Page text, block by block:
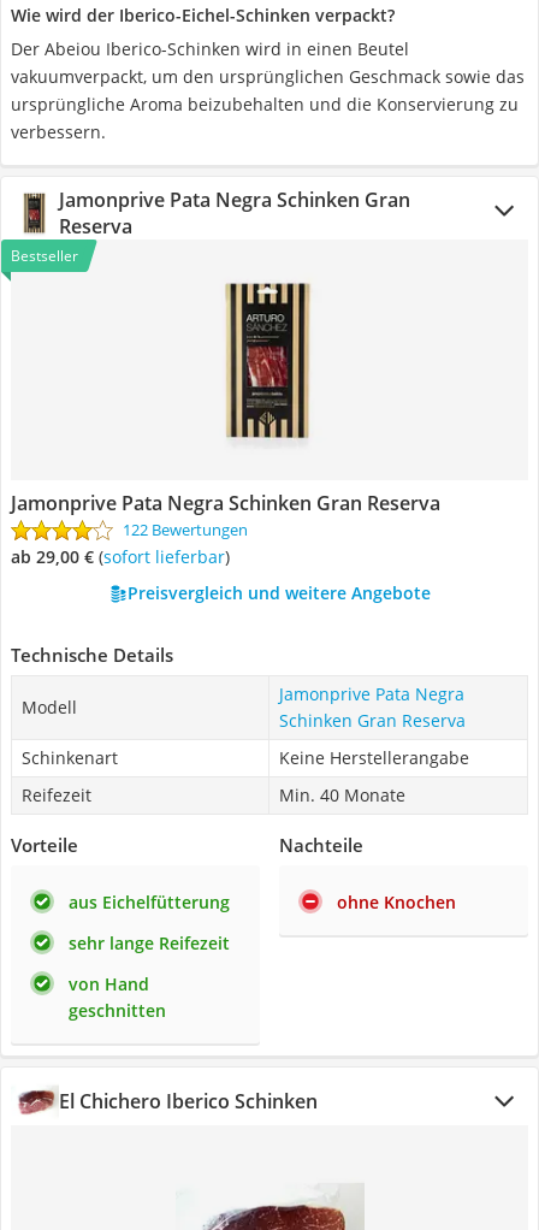
Wie wird der Iberico-Eichel-Schinken verpackt?
Der Abeiou Iberico-Schinken wird in einen Beutel
vakuumverpackt, um den ursprünglichen Geschmack sowie das
ursprüngliche Aroma beizubehalten und die Konservierung zu
verbessern.
Jamonprive Pata Negra Schinken Gran
Reserva
Bestseller
Jamonprive Pata Negra Schinken Gran Reserva
122 Bewertungen
ab 29,00 € ( Sofort lieferbar)
Preisvergleich und weitere Angebote
Technische Details
Modell
Jamonprive Pata Negra
Schinken Gran Reserva
Schinkenart
Keine Herstellerangabe
Reifezeit
Min. 40 Monate
Vorteile
aus Eichelfütterung
sehr lange Reifezeit
von Hand
geschnitten
Nachteile
ohne Knochen
El Chichero Iberico Schinken